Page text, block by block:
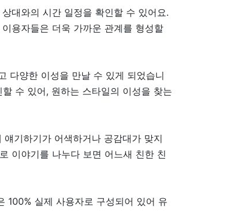
대와의 시간 일정을 확인할 수 있어요.
용자들은 더욱 가까운 관계를 형성할
다양한 이성을 만날 수 있게 되었습니
수 있어, 원하는 스타일의 이성을 찾는
기하기가 어색하거나 공감대가 맞지
이야기를 나누다 보면 어느새 친한 친
100% 실제 사용자로 구성되어 있어 유